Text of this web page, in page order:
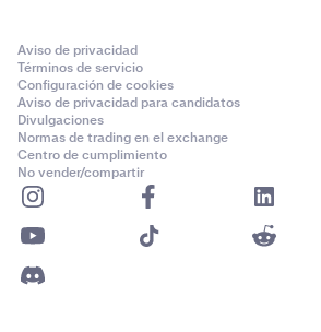
Aviso de privacidad
Términos de servicio
Configuración de cookies
Aviso de privacidad para candidatos
Divulgaciones
Normas de trading en el exchange
Centro de cumplimiento
No vender/compartir